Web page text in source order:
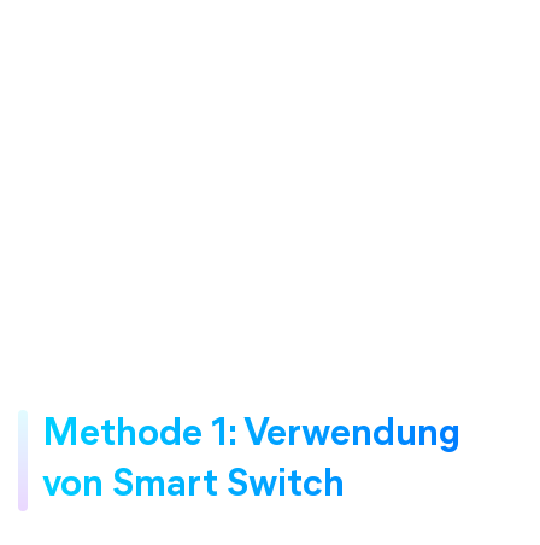
Methode 1: Verwendung
von Smart Switch